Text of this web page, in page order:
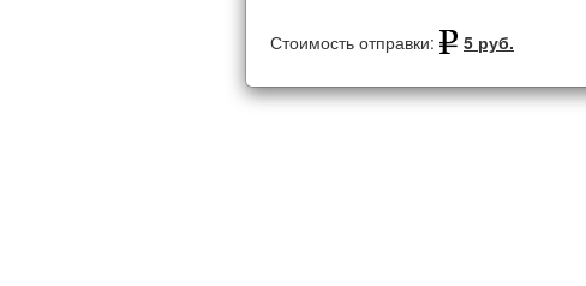
Стоимость отправки: 5